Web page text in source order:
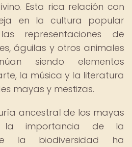
Esta rica relación con
en la cultura popular
representaciones de
águilas y otros animales
siendo elementos
la música y la literatura
mayas y mestizas.
ancestral de los mayas
importancia de la
la biodiversidad ha